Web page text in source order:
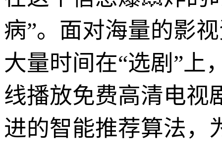
病”。面对海量的影
大量时间在“选剧”上
线播放免费高清电视
进的智能推荐算法，